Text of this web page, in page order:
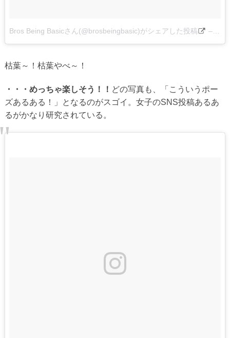
Bros Being Basicさん(@brosbeingbasic)がシェアした投稿 –
枯葉～！枯葉やべ～！
・・・めっちゃ楽しそう！！ どの写真も、「こういうポー
ズあるある！」となるのがスゴイ。女子のSNS投稿あるあ
るがかなり研究されている。